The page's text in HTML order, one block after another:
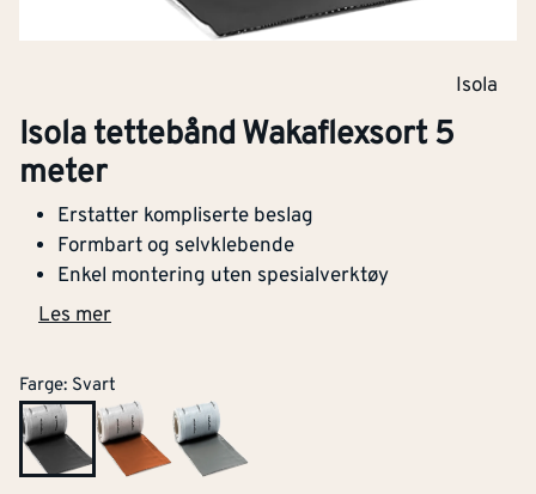
Isola
Isola tettebånd Wakaflexsort 5
meter
Erstatter kompliserte beslag
Formbart og selvklebende
Enkel montering uten spesialverktøy
Les mer
Farge: Svart